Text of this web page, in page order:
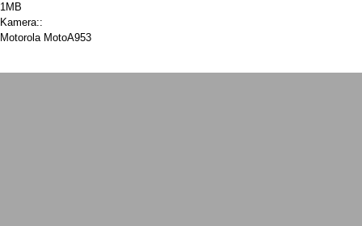
1MB
Kamera::
Motorola MotoA953